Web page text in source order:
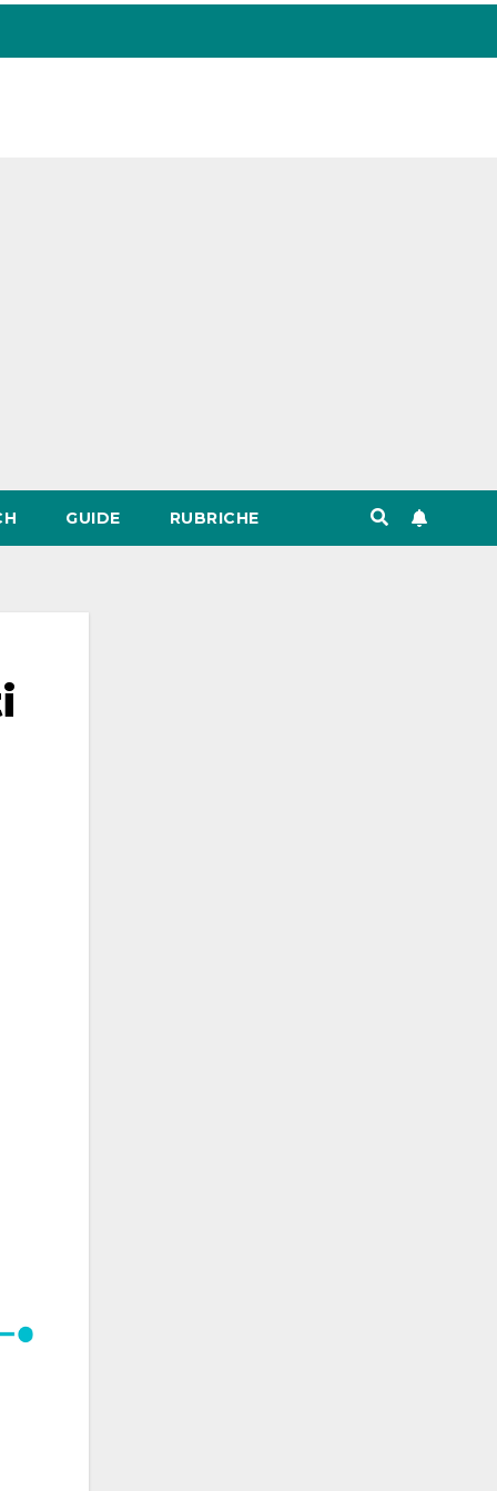
GUIDE RUBRICHE